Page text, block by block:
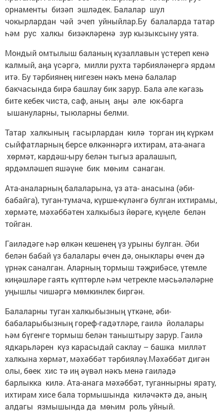
орнаменты бизәп эшләдек. Балалар шул
чокырлардан чәй эчеп уйныйлар.Бу балаларда татар
һәм рус халкы бизәкләренә зур кызыксыну уята.
Мондый омтылыш баланың күзаллавын үстереп кенә
калмый, аңа үсәргә, милли рухта тәрбияләнергә ярдәм
итә. Бу тәрбиянең нигезен нәкъ менә балалар
бакчасында бирә башлау бик зарур. Бала әле кәгазь
бите кебек чиста, саф, аның аңы әле юк-барга
ышануларны, тыюларны белми.
Татар халкының гасырлардан килә торган иң күркәм
сыйфатларның берсе өлкәннәргә ихтирам, ата-анага
хөрмәт, кардәш-ыру белән тыгыз аралашып,
ярдәмләшеп яшәүне бик мөһим санаган.
Ата-аналарның балаларына, үз ата- анасына (әби-
бабайга), туган-тумача, күрше-күләнгә булган ихтирамы,
хөрмәте, мәхәббәтен халкыбыз йөрәге, күңеле белән
тойган.
Гаиләдәге һәр өлкән кешенең үз урыны булган. Әби
белән бабай үз балалары өчен дә, оныклары өчен дә
үрнәк саналган. Аларның тормыш тәҗрибәсе, үтемле
киңәшләре гаять күптөрле һәм четрекле мәсьәләләрне
уңышлы чишәргә мөмкинлек биргән.
Балаларны туган халкыбызның үткәне, әби-
бабаларыбызның гореф-гадәтләре, гаилә йолалары
һәм бүгенге тормыш белән таныштыру зарур. Гаилә
ядкарьләрен күз карасыдай саклау – башка милләт
халкына хөрмәт, мәхәббәт тәрбияләү.Мәхәббәт дигән
олы, бөек хис тә иң әүвәл нәкъ менә гаиләдә
барлыкка килә. Ата-анага мәхәббәт, туганнырны ярату,
ихтирам хисе бала тормышында киләчәктә дә, аның
алдагы язмышында да мөһим роль уйный.